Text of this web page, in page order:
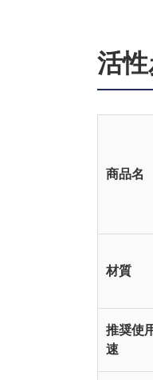
活
商品名
材質
推奨使
速